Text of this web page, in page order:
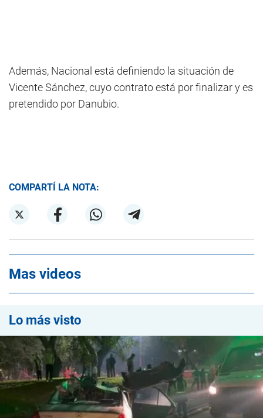
Además, Nacional está definiendo la situación de
Vicente Sánchez, cuyo contrato está por finalizar y es
pretendido por Danubio.
COMPARTÍ LA NOTA:
Mas videos
Lo más visto